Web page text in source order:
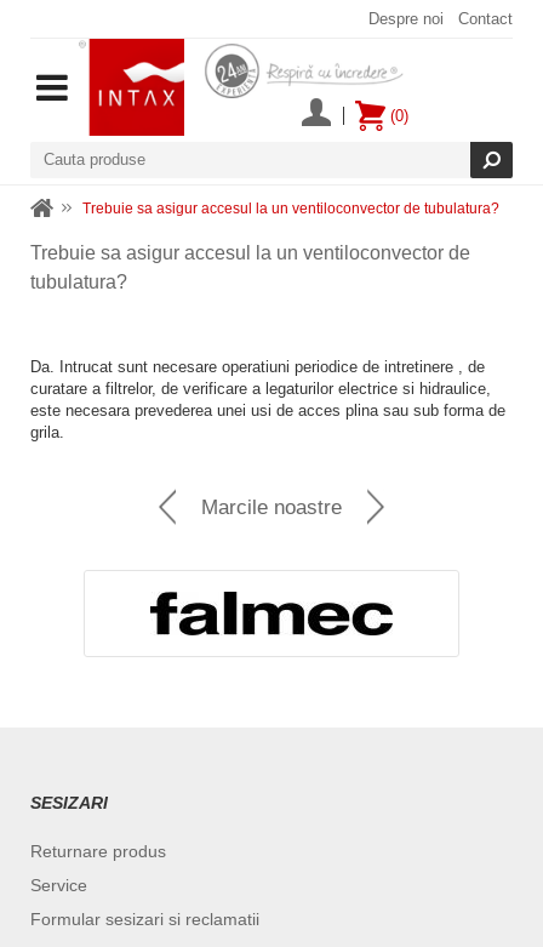
Despre noi Contact
(0)
Trebuie sa asigur accesul la un ventiloconvector de tubulatura?
Trebuie sa asigur accesul la un ventiloconvector de
tubulatura?
Da. Intrucat sunt necesare operatiuni periodice de intretinere , de
curatare a filtrelor, de verificare a legaturilor electrice si hidraulice,
este necesara prevederea unei usi de acces plina sau sub forma de
grila.
Marcile noastre
SESIZARI
Returnare produs
Service
Formular sesizari si reclamatii